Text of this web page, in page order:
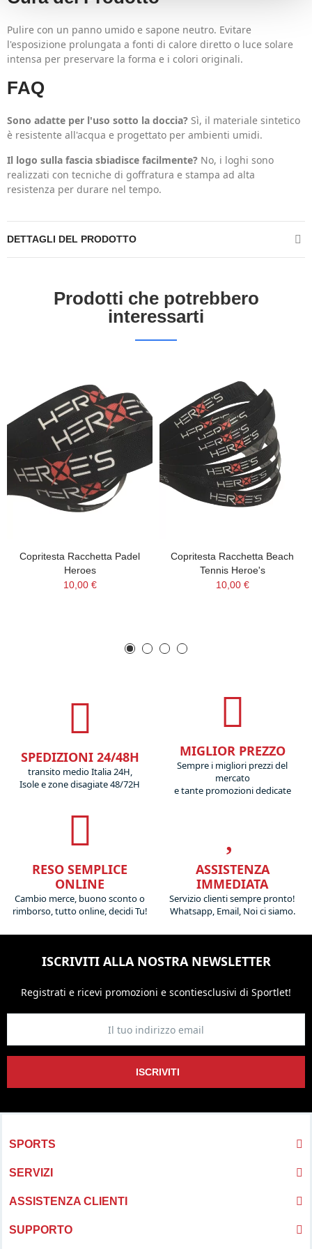
Pulire con un panno umido e sapone neutro. Evitare
l'esposizione prolungata a fonti di calore diretto o luce solare
intensa per preservare la forma e i colori originali.
FAQ
Sono adatte per l'uso sotto la doccia? Sì, il materiale sintetico
è resistente all'acqua e progettato per ambienti umidi.
Il logo sulla fascia sbiadisce facilmente? No, i loghi sono
realizzati con tecniche di goffratura e stampa ad alta
resistenza per durare nel tempo.
DETTAGLI DEL PRODOTTO
Prodotti che potrebbero
interessarti
Copritesta Racchetta Padel
Heroes
10,00 €
Copritesta Racchetta Beach
Tennis Heroe's
10,00 €
SPEDIZIONI 24/48H
transito medio Italia 24H,
Isole e zone disagiate 48/72H
MIGLIOR PREZZO
Sempre i migliori prezzi del
mercato
e tante promozioni dedicate
RESO SEMPLICE
ONLINE
Cambio merce, buono sconto o
rimborso, tutto online, decidi Tu!
ASSISTENZA
IMMEDIATA
Servizio clienti sempre pronto!
Whatsapp, Email, Noi ci siamo.
ISCRIVITI ALLA NOSTRA NEWSLETTER
Registrati e ricevi promozioni e scontiesclusivi di Sportlet!
ISCRIVITI
SPORTS
SERVIZI
ASSISTENZA CLIENTI
SUPPORTO